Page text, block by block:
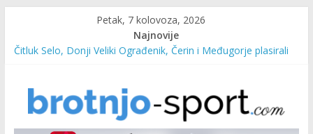
Petak, 7 kolovoza, 2026
Najnovije
Čitluk Selo, Donji Veliki Ograđenik, Čerin i Međugorje plasirali
Marin Čilić napredovao na ATP ljestvici
Poznati polufinalisti MNL MZ općine Čitluk – Brotnjo 2026.
Predsjednica Vlade Marija Buhač, ministar Ivo Bevanda i